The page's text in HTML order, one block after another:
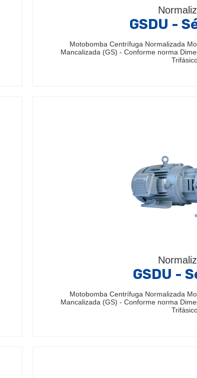
GSDU -
Motobomba Centrífuga Normalizada
Mancalizada (GS) - Conforme norma
GSDU -
Motobomba Centrífuga Normalizada
Mancalizada (GS) - Conforme norma